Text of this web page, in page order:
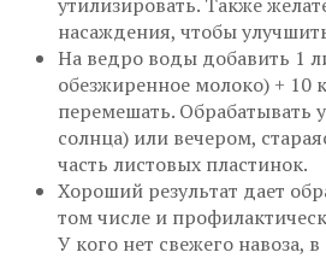
насаждения, чтобы
На ведро воды добавить 1
обезжиренное молоко) + 10
перемешать. Обрабатывать
солнца) или вечером,
часть листовых пластинок.
Хороший результат дает
том числе и
У кого нет свежего навоза,